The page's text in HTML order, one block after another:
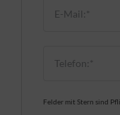
Felder mit Stern sind